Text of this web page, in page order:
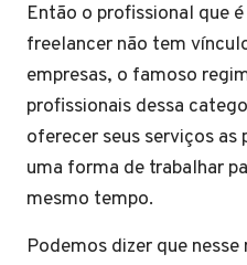
Então o profissional que
freelancer não tem
empresas, o famoso
profissionais dessa
oferecer seus serviços as
uma forma de trabalhar
mesmo tempo.
Podemos dizer que